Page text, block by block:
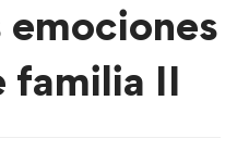
emociones
familia II